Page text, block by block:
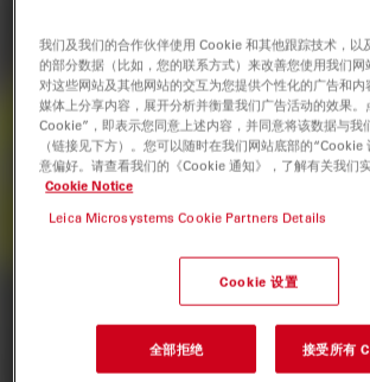
白皮书：
作者
James DeRose , Ph.D. 1 Abdullah
1
细胞生物学 活细胞成像 人工
我们及我们的合作伙伴使用 Cookie 和其他跟踪技术，以
的部分数据（比如，您的联系方式）来改善您使用我们
对这些网站及其他网站的交互为您提供个性化的广告和内
媒体上分享内容，展开分析并衡量我们广告活动的效果。
Cookie”，即表示您同意上述内容，并同意将该数据与我
（链接见下方）。您可以随时在我们网站底部的“Cookie
意偏好。请查看我们的《Cookie 通知》，了解有关我们
Cookie Notice
Leica Microsystems Cookie Partners Details
Cookie 设置
全部拒绝 接受所有